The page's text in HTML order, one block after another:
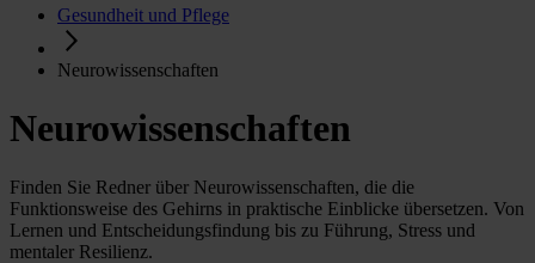
Gesundheit und Pflege
Neurowissenschaften
Neurowissenschaften
Finden Sie Redner über Neurowissenschaften, die die
Funktionsweise des Gehirns in praktische Einblicke übersetzen. Von
Lernen und Entscheidungsfindung bis zu Führung, Stress und
mentaler Resilienz.